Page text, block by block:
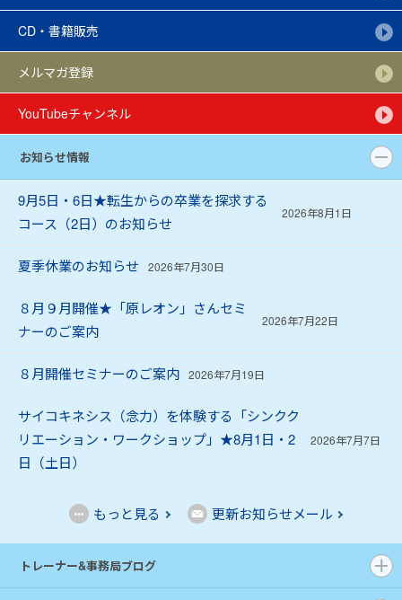
CD・書籍販売
メルマガ登録
YouTubeチャンネル
お知らせ情報
9月5日・6日★転生からの卒業を探求する
コース（2日）のお知らせ
2026年8月1日
夏季休業のお知らせ 2026年7月30日
８月９月開催★「原レオン」さんセミ
ナーのご案内
2026年7月22日
８月開催セミナーのご案内 2026年7月19日
サイコキネシス（念力）を体験する「シンクク
リエーション・ワークショップ」★8月1日・2
日（土日）
2026年7月7日
もっと見る 更新お知らせメール
トレーナー&事務局ブログ